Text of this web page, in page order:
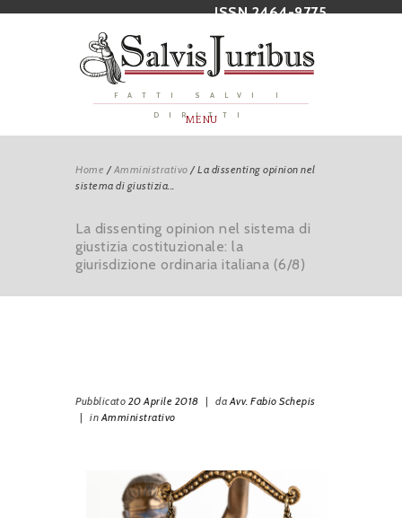
ISSN 2464-9775
FATTI SALVI I
DIRITTI
MENU
Home /Amministrativo /La dissenting opinion nel
sistema di giustizia...
La dissenting opinion nel sistema di
giustizia costituzionale: la
giurisdizione ordinaria italiana (6/8)
Pubblicato 20 Aprile 2018 | daAvv. Fabio Schepis
| inAmministrativo